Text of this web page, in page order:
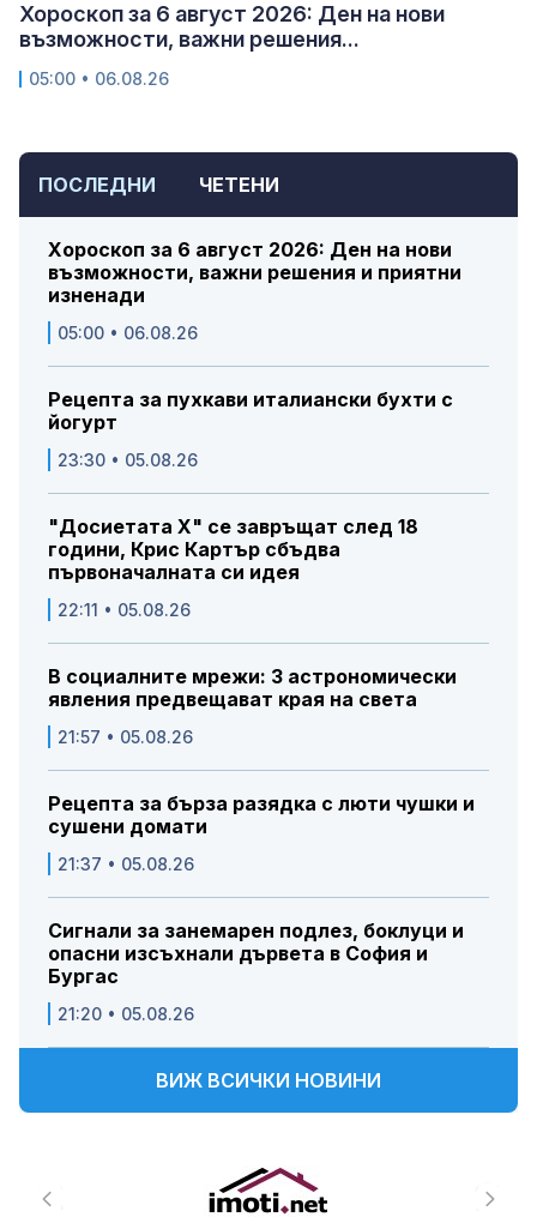
ПОСЛЕДНИ ЧЕТЕНИ
Хороскоп за 6 август 2026: Ден на нови
възможности, важни решения и приятни
изненади
05:00 • 06.08.26
Рецепта за пухкави италиански бухти с
йогурт
23:30 • 05.08.26
"Досиетата Х" се завръщат след 18
години, Крис Картър сбъдва
първоначалната си идея
22:11 • 05.08.26
В социалните мрежи: 3 астрономически
явления предвещават края на света
21:57 • 05.08.26
Рецепта за бърза разядка с люти чушки и
сушени домати
21:37 • 05.08.26
Сигнали за занемарен подлез, боклуци и
опасни изсъхнали дървета в София и
Бургас
21:20 • 05.08.26
ВИЖ ВСИЧКИ НОВИНИ
Хороскоп за 6 август 2026: Ден на нови
възможности, важни решения...
05:00 • 06.08.26